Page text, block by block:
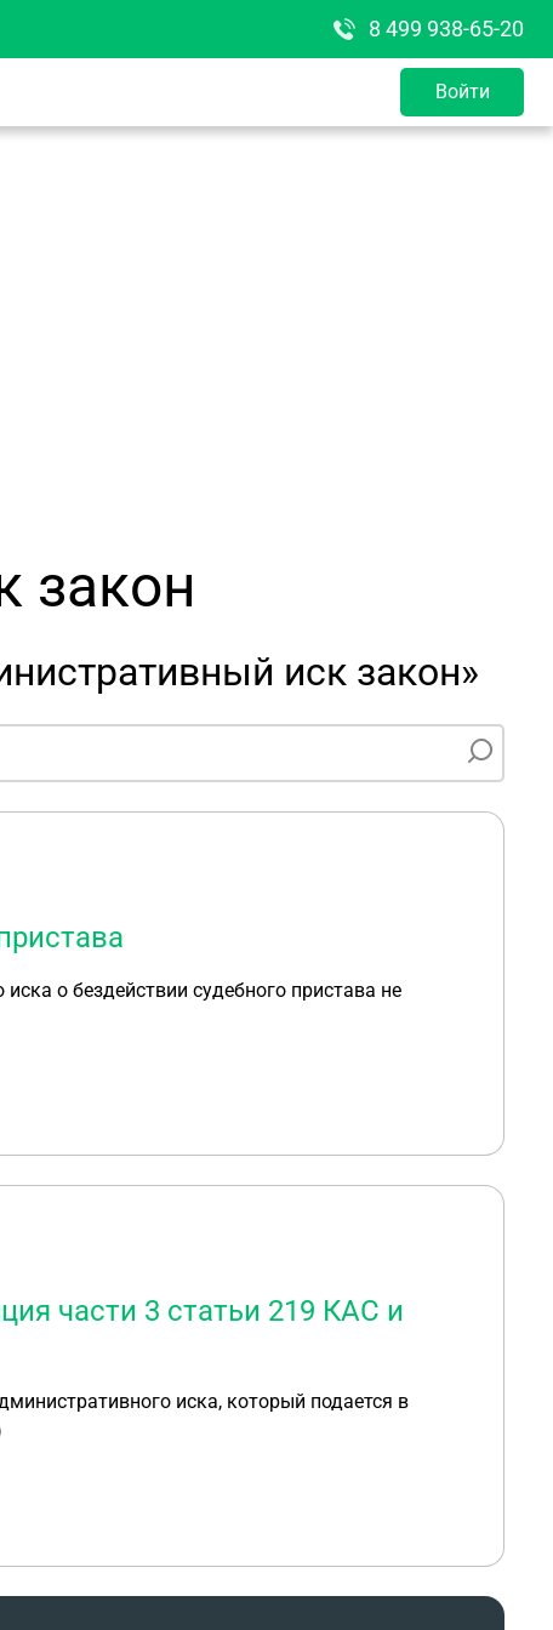
8 499 938-65-20
Войти
закон
иск закон»
о бездействии судебного пристава не
части 3 статьи 219 КАС и
иска, который подается в